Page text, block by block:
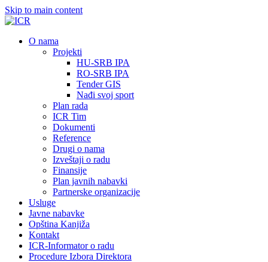
Skip to main content
О nama
Projekti
HU-SRB IPA
RO-SRB IPA
Tender GIS
Nađi svoj sport
Plan rada
ICR Tim
Dokumenti
Reference
Drugi o nama
Izveštaji o radu
Finansije
Plan javnih nabavki
Partnerske organizacije
Usluge
Javne nabavke
Opština Kanjiža
Kontakt
ICR-Informator o radu
Procedure Izbora Direktora